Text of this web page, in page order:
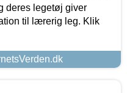
deres legetøj giver
til lærerig leg. Klik